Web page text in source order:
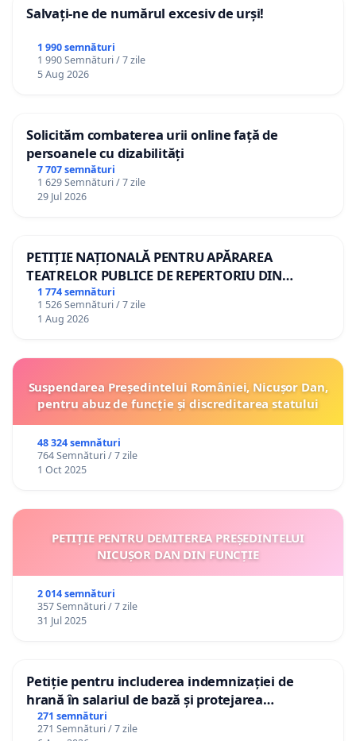
Salvați-ne de numărul excesiv de urși!
1 990 semnături
1 990 Semnături / 7 zile
5 Aug 2026
Solicităm combaterea urii online față de
persoanele cu dizabilități
7 707 semnături
1 629 Semnături / 7 zile
29 Jul 2026
PETIȚIE NAȚIONALĂ PENTRU APĂRAREA
TEATRELOR PUBLICE DE REPERTORIU DIN
ROMÂNIA
1 774 semnături
1 526 Semnături / 7 zile
1 Aug 2026
Suspendarea Președintelui României, Nicușor Dan,
pentru abuz de funcție și discreditarea statului
48 324 semnături
764 Semnături / 7 zile
1 Oct 2025
PETIȚIE PENTRU DEMITEREA PREȘEDINTELUI
NICUȘOR DAN DIN FUNCȚIE
2 014 semnături
357 Semnături / 7 zile
31 Jul 2025
Petiție pentru includerea indemnizației de
hrană în salariul de bază și protejarea
gradațiilor de vechime pentru asistenții
personali
271 semnături
271 Semnături / 7 zile